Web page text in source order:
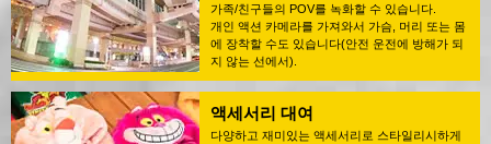
가족/친구들의 POV를 녹화할 수 있습니다.
개인 액션 카메라를 가져와서 가슴, 머리 또는 몸
에 장착할 수도 있습니다(안전 운전에 방해가 되
지 않는 선에서).
액세서리 대여
다양하고 재미있는 액세서리로 스타일리시하게